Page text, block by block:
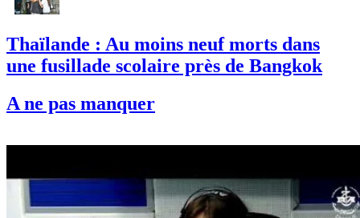
Thaïlande : Au moins neuf morts dans
une fusillade scolaire près de Bangkok
A ne pas manquer